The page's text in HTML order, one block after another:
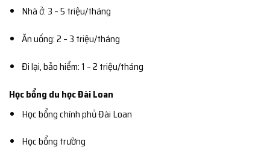
Nhà ở: 3 – 5 triệu/tháng
Ăn uống: 2 – 3 triệu/tháng
Đi lại, bảo hiểm: 1 – 2 triệu/tháng
Học bổng du học Đài Loan
Học bổng chính phủ Đài Loan
Học bổng trường